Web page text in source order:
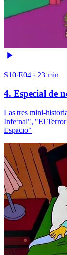
S10·E04 · 23 min
4. Especial de
Las tres mini-
Infernal", "El Terror
Espacio"